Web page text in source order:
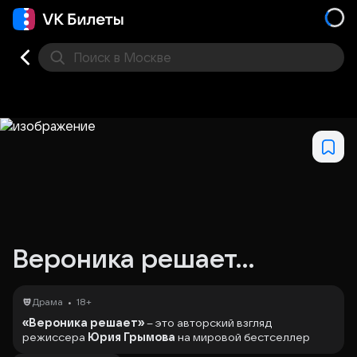
Поиск в Москве
Вероника решает...
Драма • 18+
«Вероника решает»– это авторский взгляд
режиссера Юрия Грымова на мировой бестселлер